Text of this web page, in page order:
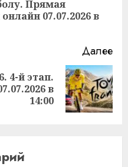
Прямая
07.07.2026 в
Далее
4-й этап.
в
14:00